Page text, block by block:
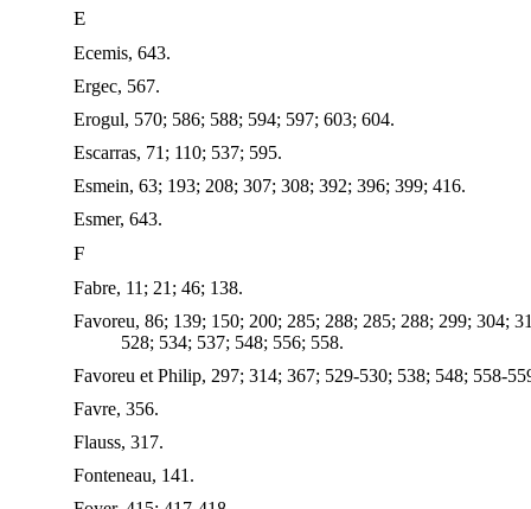
E
Ecemis, 643.
Ergec, 567.
Erogul, 570; 586; 588; 594; 597; 603; 604.
Escarras, 71; 110; 537; 595.
Esmein, 63; 193; 208; 307; 308; 392; 396; 399; 416.
Esmer, 643.
F
Fabre, 11; 21; 46; 138.
Favoreu, 86; 139; 150; 200; 285; 288; 285; 288; 299; 304;
528; 534; 537; 548; 556; 558.
Favoreu et Philip, 297; 314; 367; 529-530; 538; 548; 558-
Favre, 356.
Flauss, 317.
Fonteneau, 141.